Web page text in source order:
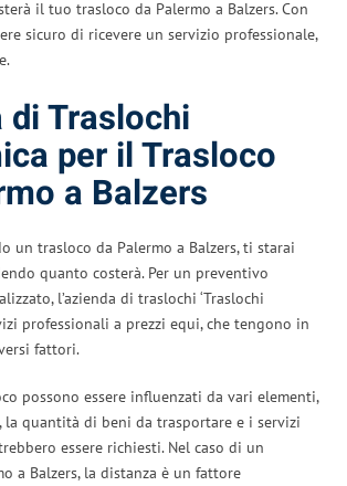
il tuo trasloco da Palermo a Balzers. Con
sicuro di ricevere un servizio professionale,
di Traslochi
per il Trasloco
a Balzers
un trasloco da Palermo a Balzers, ti starai
quanto costerà. Per un preventivo
l’azienda di traslochi ‘Traslochi
professionali a prezzi equi, che tengono in
fattori.
possono essere influenzati da vari elementi,
la quantità di beni da trasportare e i servizi
essere richiesti. Nel caso di un
a Balzers, la distanza è un fattore